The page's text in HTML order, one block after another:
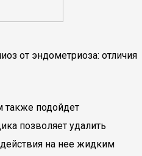
от эндометриоза: отличия
подойдет
позволяет удалить
на нее жидким